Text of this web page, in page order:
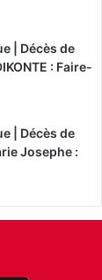
| Décès de
: Faire-
| Décès de
Josephe :